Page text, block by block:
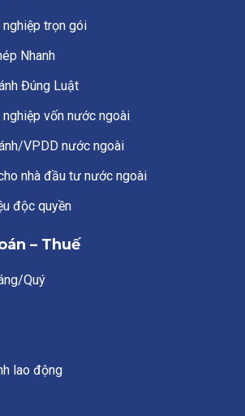
nghiệp trọn gói
Nhanh
Đúng Luật
nghiệp vốn nước ngoài
VPDD nước ngoài
nhà đầu tư nước ngoài
độc quyền
– Thuế
Quý
lao động